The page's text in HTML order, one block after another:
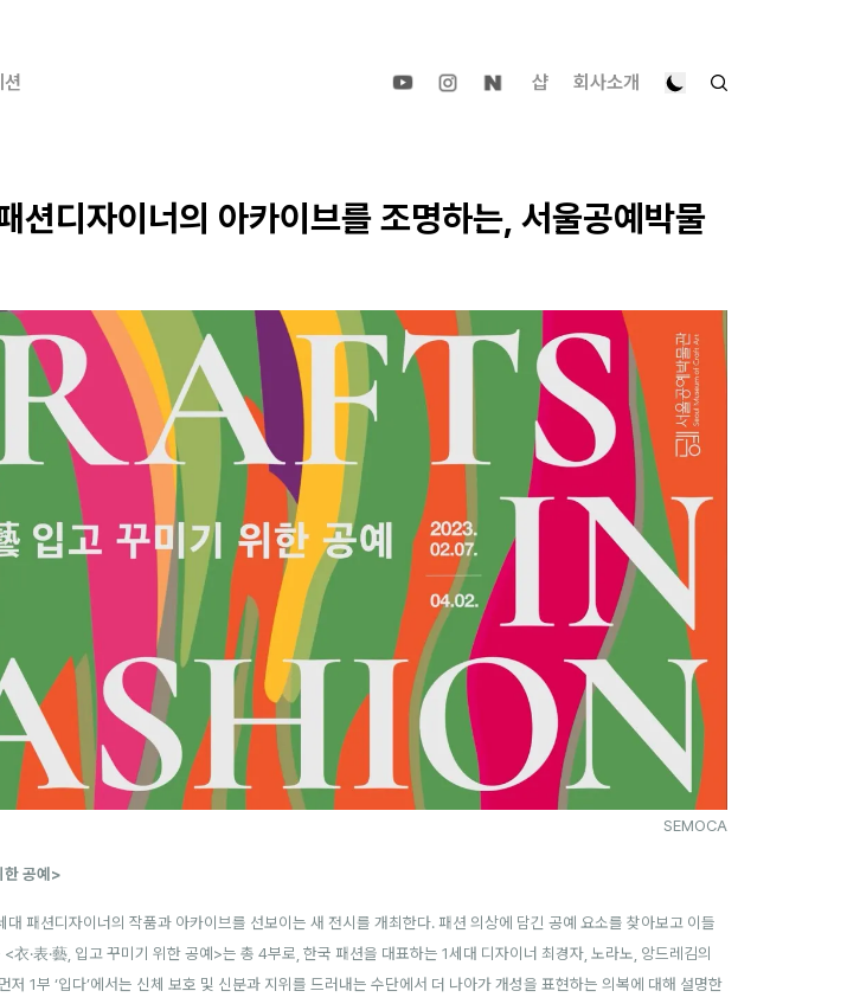
션 샵 회사소개
션디자이너의 아카이브를 조명하는, 서울공예박물
SEMOCA
한 공예>
대 패션디자이너의 작품과 아카이브를 선보이는 새 전시를 개최한다. 패션 의상에 담긴 공예 요소를 찾아보고 이들
衣·表·藝, 입고 꾸미기 위한 공예>는 총 4부로, 한국 패션을 대표하는 1세대 디자이너 최경자, 노라노, 앙드레김의
저 1부 ‘입다’에서는 신체 보호 및 신분과 지위를 드러내는 수단에서 더 나아가 개성을 표현하는 의복에 대해 설명한